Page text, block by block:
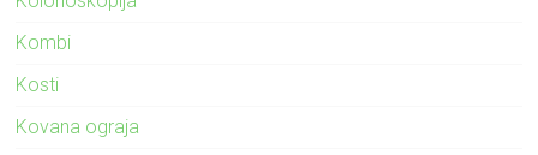
Kombi
Kosti
Kovana ograja